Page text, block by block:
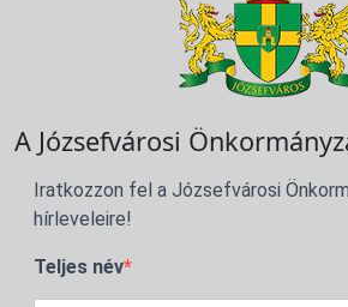
A Józsefvárosi
Iratkozzon fel a Józsefvárosi
hírleveleire!
Teljes név